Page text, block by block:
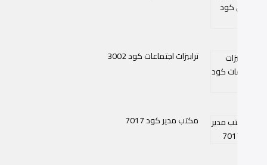
ترابيزات اجتماعات كود 3002
مكتب مدير كود 7017